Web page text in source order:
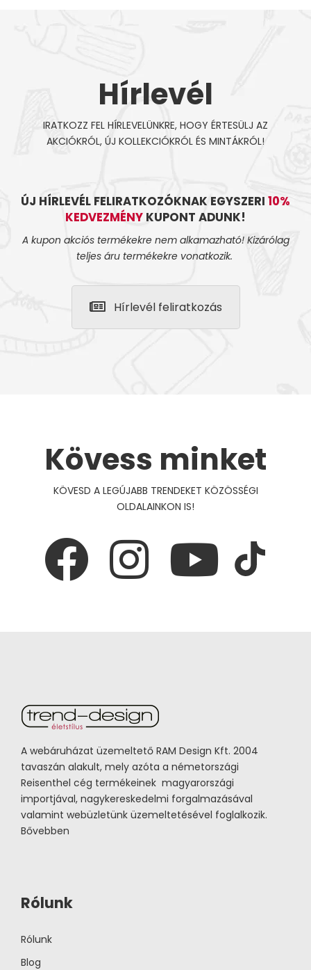
Hírlevél
IRATKOZZ FEL HÍRLEVELÜNKRE, HOGY ÉRTESÜLJ AZ
AKCIÓKRÓL, ÚJ KOLLEKCIÓKRÓL ÉS MINTÁKRÓL!
ÚJ HÍRLEVÉL FELIRATKOZÓKNAK EGYSZERI 10%
KEDVEZMÉNY KUPONT ADUNK!
A kupon akciós termékekre nem alkamazható! Kizárólag
teljes áru termékekre vonatkozik.
Hírlevél feliratkozás
Kövess minket
KÖVESD A LEGÚJABB TRENDEKET KÖZÖSSÉGI
OLDALAINKON IS!
A webáruházat üzemeltető RAM Design Kft. 2004
tavaszán alakult, mely azóta a németországi
Reisenthel cég termékeinek magyarországi
importjával, nagykereskedelmi forgalmazásával
valamint webüzletünk üzemeltetésével foglalkozik.
Bővebben
Rólunk
Rólunk
Blog